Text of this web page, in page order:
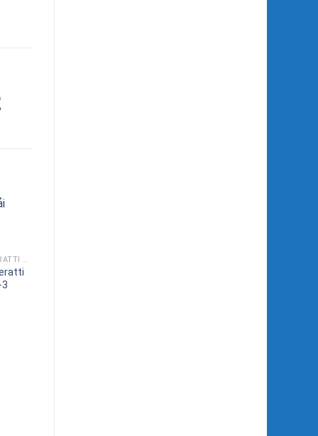
BƠM CHÌM NƯỚC THẢI VERATTI GIÁ TỐT MODEL SVM